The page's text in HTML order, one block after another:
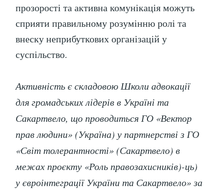
прозорості та активна комунікація можуть
сприяти правильному розумінню ролі та
внеску неприбуткових організацій у
суспільство.
Активність є складовою Школи адвокації
для громадських лідерів в Україні та
Сакартвело, що проводиться ГО «Вектор
прав людини» (Україна) у партнерстві з ГО
«Світ толерантності» (Сакартвело) в
межах проєкту «Роль правозахисників)-ць)
у євроінтеграції України та Сакартвело» за